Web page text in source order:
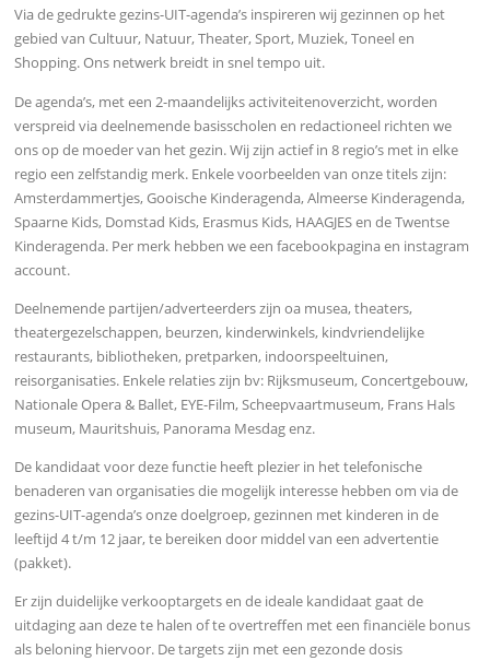
Via de gedrukte gezins-UIT-agenda’s inspireren wij gezinnen op het
gebied van Cultuur, Natuur, Theater, Sport, Muziek, Toneel en
Shopping. Ons netwerk breidt in snel tempo uit.
De agenda’s, met een 2-maandelijks activiteitenoverzicht, worden
verspreid via deelnemende basisscholen en redactioneel richten we
ons op de moeder van het gezin. Wij zijn actief in 8 regio’s met in elke
regio een zelfstandig merk. Enkele voorbeelden van onze titels zijn:
Amsterdammertjes, Gooische Kinderagenda, Almeerse Kinderagenda,
Spaarne Kids, Domstad Kids, Erasmus Kids, HAAGJES en de Twentse
Kinderagenda. Per merk hebben we een facebookpagina en instagram
account.
Deelnemende partijen/adverteerders zijn oa musea, theaters,
theatergezelschappen, beurzen, kinderwinkels, kindvriendelijke
restaurants, bibliotheken, pretparken, indoorspeeltuinen,
reisorganisaties. Enkele relaties zijn bv: Rijksmuseum, Concertgebouw,
Nationale Opera & Ballet, EYE-Film, Scheepvaartmuseum, Frans Hals
museum, Mauritshuis, Panorama Mesdag enz.
De kandidaat voor deze functie heeft plezier in het telefonische
benaderen van organisaties die mogelijk interesse hebben om via de
gezins-UIT-agenda’s onze doelgroep, gezinnen met kinderen in de
leeftijd 4 t/m 12 jaar, te bereiken door middel van een advertentie
(pakket).
Er zijn duidelijke verkooptargets en de ideale kandidaat gaat de
uitdaging aan deze te halen of te overtreffen met een financiële bonus
als beloning hiervoor. De targets zijn met een gezonde dosis